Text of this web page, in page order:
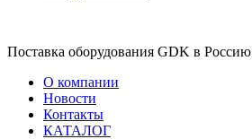
Поставка оборудования GDK в Россию
О компании
Новости
Контакты
КАТАЛОГ